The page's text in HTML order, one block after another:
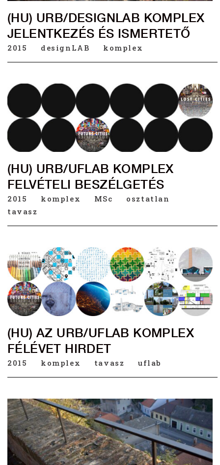
(HU) URB/DESIGNLAB KOMPLEX
JELENTKEZÉS ÉS ISMERTETŐ
2015 designLAB komplex
(HU) URB/UFLAB KOMPLEX
FELVÉTELI BESZÉLGETÉS
2015 komplex MSc
osztatlan
tavasz
(HU) AZ URB/UFLAB KOMPLEX
FÉLÉVET HIRDET
2015 komplex tavasz uflab